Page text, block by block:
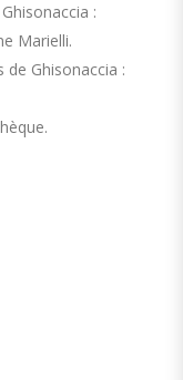
:
Marielli.
de Ghisonaccia :